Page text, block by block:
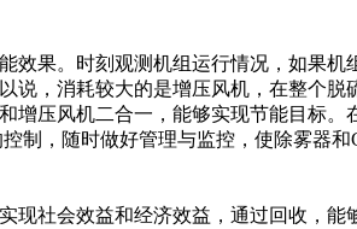
果。时刻观测机组运行情况，如果机
说，消耗较大的是增压风机，在整个脱
增压风机二合一，能够实现节能目标。
制，随时做好管理与监控，使除雾器
社会效益和经济效益，通过回收，能